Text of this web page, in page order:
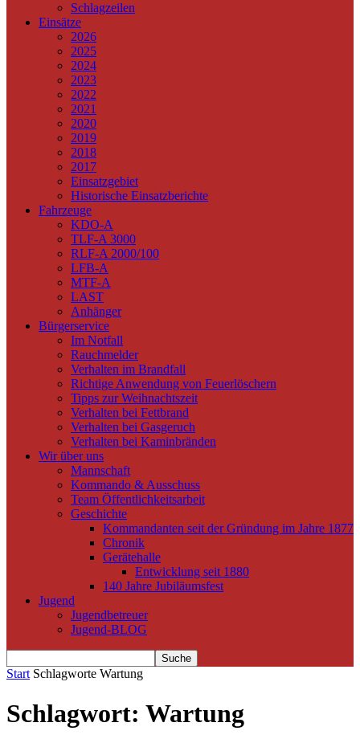
Schlagzeilen
Einsätze
2026
2025
2024
2023
2022
2021
2020
2019
2018
2017
Einsatzgebiet
Historische Einsatzberichte
Fahrzeuge
KDO-A
TLF-A 3000
RLF-A 2000/100
LFB-A
MTF-A
LAST
Anhänger
Bürgerservice
Im Notfall
Rauchmelder
Verhalten im Brandfall
Richtige Anwendung von Feuerlöschern
Tipps zur Weihnachtszeit
Verhalten bei Fettbrand
Verhalten bei Gasgeruch
Verhalten bei Kaminbränden
Wir über uns
Mannschaft
Kommando & Ausschuss
Team Öffentlichkeitsarbeit
Geschichte
Kommandanten seit der Gründung im Jahre 1877
Chronik
Gerätehalle
Entwicklung seit 1880
140 Jahre Jubiläumsfest
Jugend
Jugendbetreuer
Jugend-BLOG
Start Schlagworte Wartung
Schlagwort: Wartung